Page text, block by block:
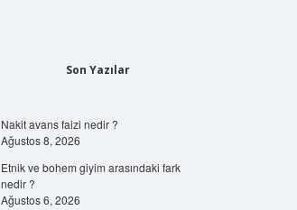
Son Yazılar
Nakit avans faizi nedir ?
Ağustos 8, 2026
Etnik ve bohem giyim arasındaki fark
nedir ?
Ağustos 6, 2026